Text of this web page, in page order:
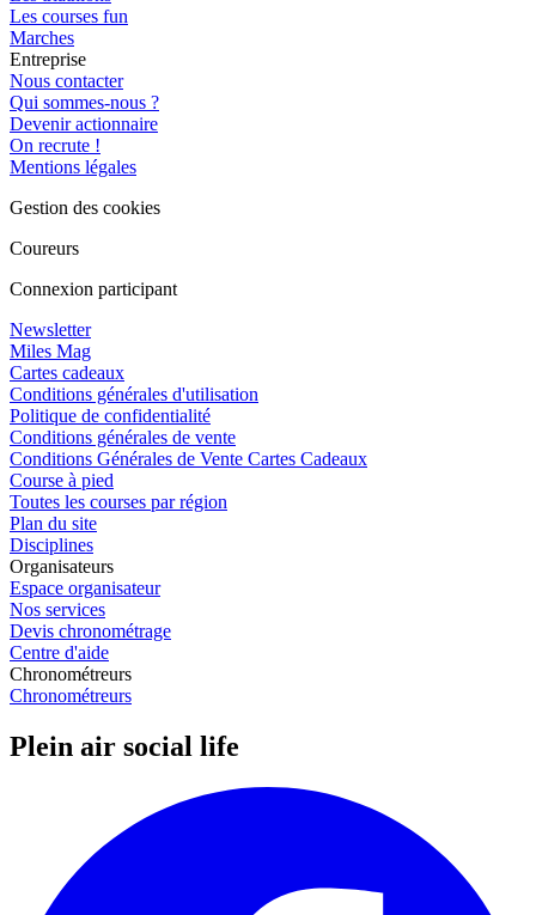
Les courses fun
Marches
Entreprise
Nous contacter
Qui sommes-nous ?
Devenir actionnaire
On recrute !
Mentions légales
Gestion des cookies
Coureurs
Connexion participant
Newsletter
Miles Mag
Cartes cadeaux
Conditions générales d'utilisation
Politique de confidentialité
Conditions générales de vente
Conditions Générales de Vente Cartes Cadeaux
Course à pied
Toutes les courses par région
Plan du site
Disciplines
Organisateurs
Espace organisateur
Nos services
Devis chronométrage
Centre d'aide
Chronométreurs
Chronométreurs
Plein air social life